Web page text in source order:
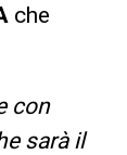
che
con
sarà il